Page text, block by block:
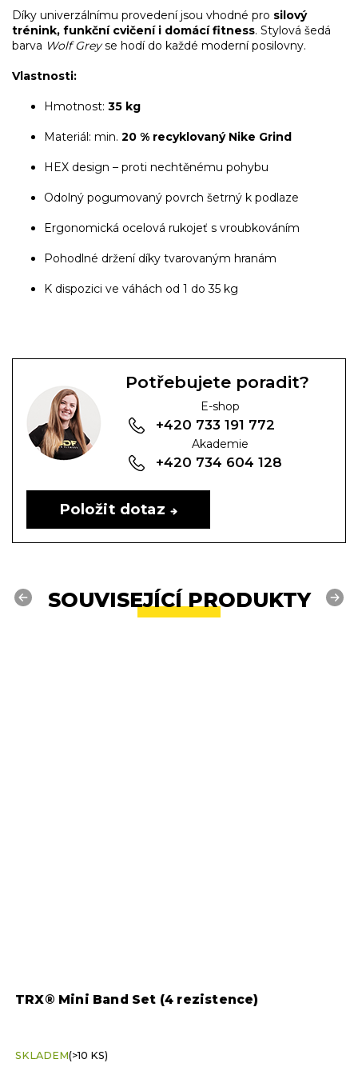
Díky univerzálnímu provedení jsou vhodné pro silový
trénink, funkční cvičení i domácí fitness. Stylová šedá
barva Wolf Greyse hodí do každé moderní posilovny.
Vlastnosti:
Hmotnost: 35 kg
Materiál: min. 20 % recyklovaný Nike Grind
HEX design – proti nechtěnému pohybu
Odolný pogumovaný povrch šetrný k podlaze
Ergonomická ocelová rukojeť s vroubkováním
Pohodlné držení díky tvarovaným hranám
K dispozici ve váhách od 1 do 35 kg
Potřebujete poradit?
E-shop
+420 733 191 772
Akademie
+420 734 604 128
Položit dotaz
SOUVISEJÍCÍ PRODUKTY
Previous
TRX® Mini Band Set (4 rezistence)
SKLADEM(>10 KS)
Next